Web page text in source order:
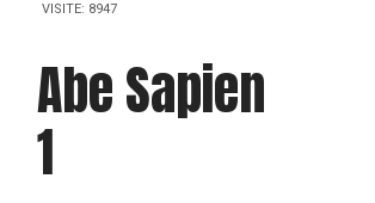
VISITE: 8947
Abe Sapien
1